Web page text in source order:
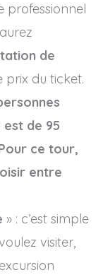
professionnel
de
prix du ticket.
de 95
ce tour,
entre
» : c’est simple
visiter,